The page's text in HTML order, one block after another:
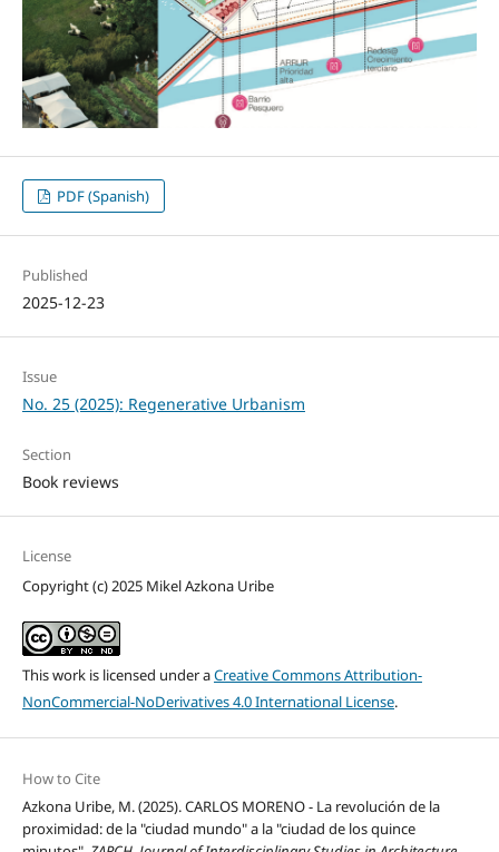
PDF (Spanish)
Published
2025-12-23
Issue
No. 25 (2025): Regenerative Urbanism
Section
Book reviews
License
Copyright (c) 2025 Mikel Azkona Uribe
This work is licensed under aCreative Commons Attribution-
NonCommercial-NoDerivatives 4.0 International License.
How to Cite
Azkona Uribe, M. (2025). CARLOS MORENO - La revolución de la
proximidad: de la "ciudad mundo" a la "ciudad de los quince